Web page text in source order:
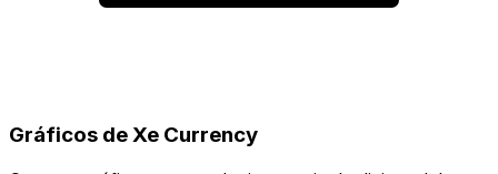
Gráficos de Xe Currency